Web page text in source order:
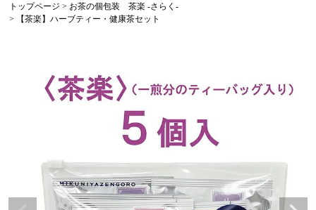
トップページ
お茶の個包装 茶楽 -さらく-
【茶楽】ハーブティー・健康茶セット